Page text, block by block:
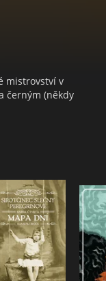
mistrovství v
černým (někdy